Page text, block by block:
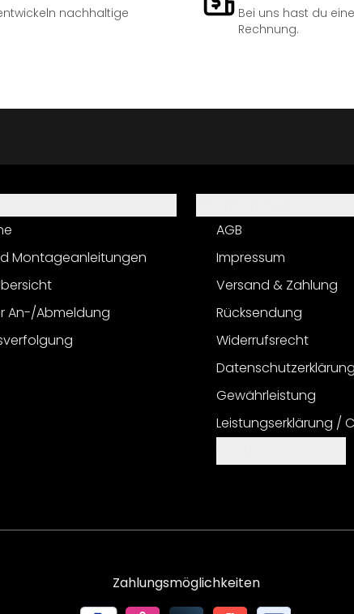
nachhaltige
Bei uns hast du
Rechnung.
Montageanleitungen
An-/Abmeldung
AGB
Impressum
Versand & Zahlung
Rücksendung
Widerrufsrecht
Datenschutzerklärung
Gewährleistung
Leistungserklärung /
Zahlungsmöglichkeiten